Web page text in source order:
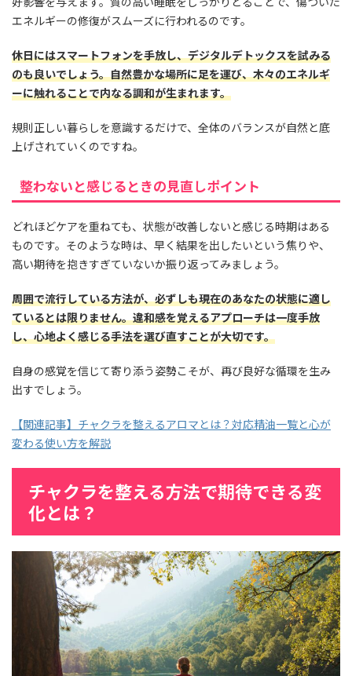
エネルギーの修復がスムーズに行われるのです。
休日にはスマートフォンを手放し、デジタルデトックスを試みる
のも良いでしょう。自然豊かな場所に足を運び、木々のエネルギ
ーに触れることで内なる調和が生まれます。
規則正しい暮らしを意識するだけで、全体のバランスが自然と底
上げされていくのですね。
整わないと感じるときの見直しポイント
どれほどケアを重ねても、状態が改善しないと感じる時期はある
ものです。そのような時は、早く結果を出したいという焦りや、
高い期待を抱きすぎていないか振り返ってみましょう。
周囲で流行している方法が、必ずしも現在のあなたの状態に適し
ているとは限りません。違和感を覚えるアプローチは一度手放
し、心地よく感じる手法を選び直すことが大切です。
自身の感覚を信じて寄り添う姿勢こそが、再び良好な循環を生み
出すでしょう。
【関連記事】チャクラを整えるアロマとは？対応精油一覧と心が
変わる使い方を解説
チャクラを整える方法で期待できる変
化とは？